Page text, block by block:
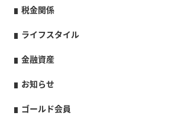
税金関係
ライフスタイル
金融資産
お知らせ
ゴールド会員